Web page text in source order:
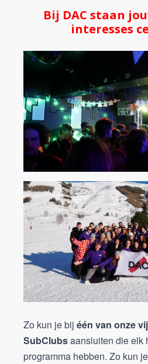
Bij DAC staan
interesses
Zo kun je bij één van onze
SubClubsaansluiten die elk
programma hebben. Zo kun